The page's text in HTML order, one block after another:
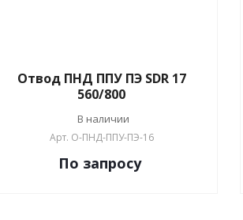
Отвод ПНД ППУ ПЭ SDR 17
560/800
В наличии
Арт. О-ПНД-ППУ-ПЭ-16
По запросу